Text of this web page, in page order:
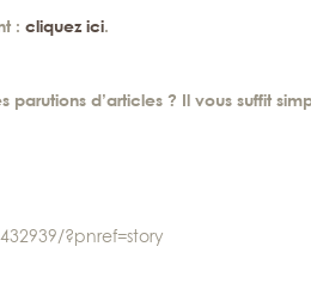
: cliquez ici.
d’articles ? Il vous suffit
?pnref=story